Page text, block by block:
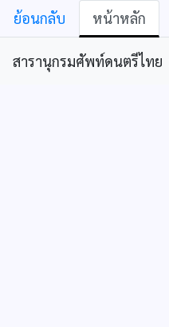
ย้อนกลับ หน้าหลัก
สารานุกรมศัพท์ดนตรีไทย